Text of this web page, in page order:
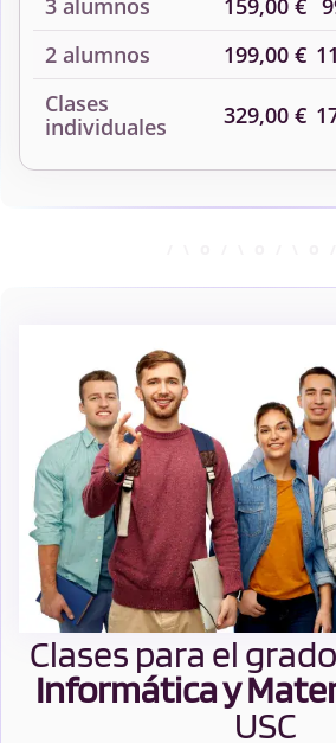
3 alumnos 159,00 €
2 alumnos
199,00 €
Clases
individuales
329,00 €
Clases para el grado
Informática y
USC